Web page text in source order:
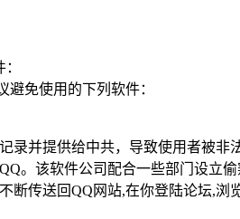
免使用的下列软件：
录并提供给中共，导致使用者被非
。该软件公司配合一些部门设立
传送回QQ网站,在你登陆论坛,浏